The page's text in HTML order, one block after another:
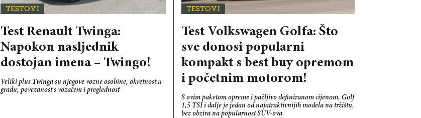
TESTOVI
Test Renault Twinga:
Napokon nasljednik
dostojan imena – Twingo!
Veliki plus Twinga su njegove vozne osobine, okretnost u
gradu, povezanost s vozačem i preglednost
TESTOVI
Test Volkswagen Golfa: Što
sve donosi popularni
kompakt s best buy opremom
i početnim motorom!
S ovim paketom opreme i pažljivo definiranom cijenom, Golf
1,5 TSI i dalje je jedan od najatraktivnijih modela na tržištu,
bez obzira na popularnost SUV-ova